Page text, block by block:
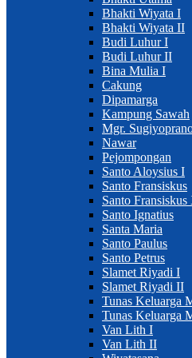
Bhakti Wiyata I
Bhakti Wiyata II
Budi Luhur I
Budi Luhur II
Bina Mulia I
Cakung
Dipamarga
Kampung Sawah
Mgr.
Nawar
Pejompongan
Santo Aloysius I
Santo Fransiskus
Santo
Santo Ignatius
Santa Maria
Santo Paulus
Santo Petrus
Slamet Riyadi I
Slamet Riyadi II
Tunas Keluarga
Tunas Keluarga
Van Lith I
Van Lith II